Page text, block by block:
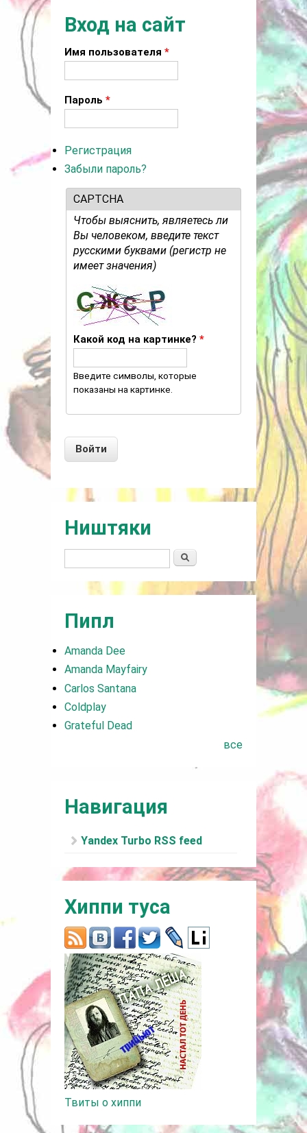
Вход на сайт
Имя пользователя *
Пароль *
Регистрация
Забыли пароль?
CAPTCHA
Чтобы выяснить, являетесь ли
Вы человеком, введите текст
русскими буквами (регистр не
имеет значения)
Какой код на картинке? *
Введите символы, которые
показаны на картинке.
Ништяки
Поиск
Пипл
Amanda Dee
Amanda Mayfairy
Carlos Santana
Coldplay
Grateful Dead
все
Навигация
Yandex Turbo RSS feed
Хиппи туса
Твиты о хиппи